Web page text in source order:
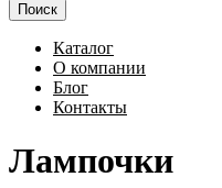
Поиск
Каталог
О компании
Блог
Контакты
Лампочки